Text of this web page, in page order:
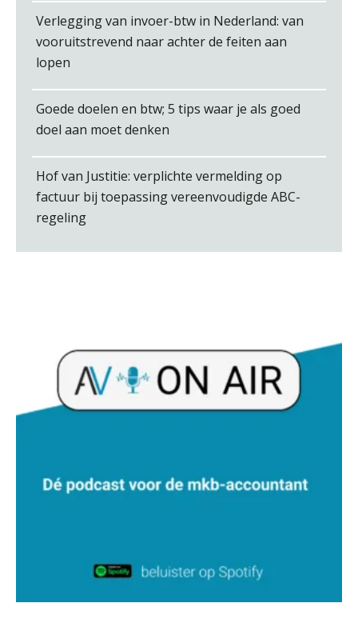
Hans Tabak
Verlegging van invoer-btw in Nederland: van
vooruitstrevend naar achter de feiten aan
lopen
Goede doelen en btw; 5 tips waar je als goed
doel aan moet denken
Hof van Justitie: verplichte vermelding op
factuur bij toepassing vereenvoudigde ABC-
regeling